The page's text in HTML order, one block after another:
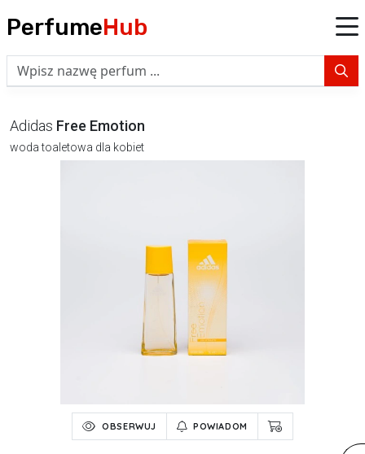
PerfumeHub
Adidas Free Emotion
woda toaletowa dla kobiet
OBSERWUJ POWIADOM